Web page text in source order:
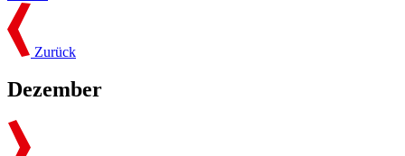
Zurück
Dezember